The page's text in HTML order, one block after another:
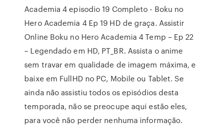
Academia 4 episodio 19 Completo - Boku no
Hero Academia 4 Ep 19 HD de graça. Assistir
Online Boku no Hero Academia 4 Temp – Ep 22
– Legendado em HD, PT_BR. Assista o anime
sem travar em qualidade de imagem máxima, e
baixe em FullHD no PC, Mobile ou Tablet. Se
ainda não assistiu todos os episódios desta
temporada, não se preocupe aqui estão eles,
para você não perder nenhuma informação.